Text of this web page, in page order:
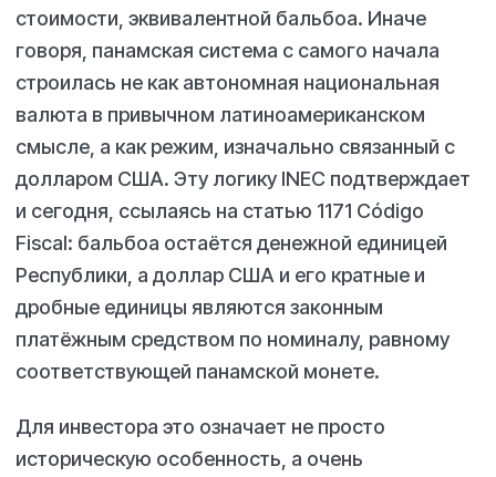
стоимости, эквивалентной бальбоа. Иначе
говоря, панамская система с самого начала
строилась не как автономная национальная
валюта в привычном латиноамериканском
смысле, а как режим, изначально связанный с
долларом США. Эту логику INEC подтверждает
и сегодня, ссылаясь на статью 1171 Código
Fiscal: бальбоа остаётся денежной единицей
Республики, а доллар США и его кратные и
дробные единицы являются законным
платёжным средством по номиналу, равному
соответствующей панамской монете.
Для инвестора это означает не просто
историческую особенность, а очень